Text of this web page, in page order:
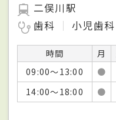
二俣川駅
歯科
小児歯科
時間 月
09:00～13:00
●
14:00～18:00
●